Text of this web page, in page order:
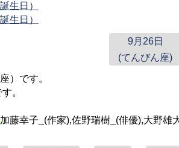
生日）
生日）
9月26日
(てんびん座)
）です。
。
加藤幸子_(作家),佐野瑞樹_(俳優),大野雄